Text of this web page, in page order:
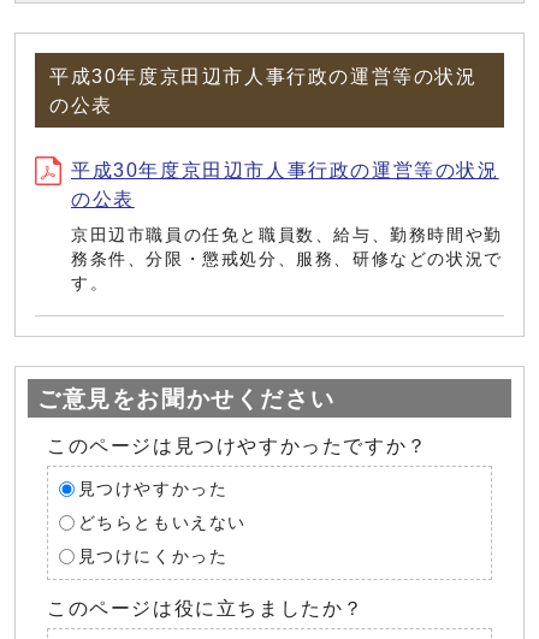
平成30年度京田辺市人事行政の運営等の状況
の公表
平成30年度京田辺市人事行政の運営等の状況
の公表
京田辺市職員の任免と職員数、給与、勤務時間や勤
務条件、分限・懲戒処分、服務、研修などの状況で
す。
ご意見をお聞かせください
このページは見つけやすかったですか？
見つけやすかった
どちらともいえない
見つけにくかった
このページは役に立ちましたか？